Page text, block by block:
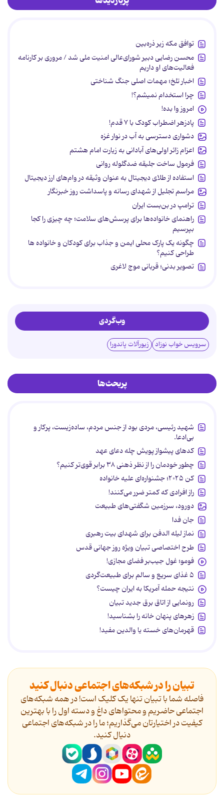
توافق مکه زیر ذره‌بین
محسن رضایی دبیر شورای‌عالی امنیت ملی شد / مروری بر کارنامه
فعالیت‌های او داریم
اخبار تلخ؛ مهمات اصلی جنگ شناختی
چرا استخدام نمیشم؟!
امروز وا بده!
پادزهر اضطراب کودک با ۷ قدم!
دشواری دسترسی به آب در نوار غزه
اعزام زائر اولی‌های آبادانی به زیارت امام هشتم
فرمول ساخت جلیقه ضدگلوله روانی
استفاده از طلای دیجیتال به عنوان وثیقه در وام‌های ارز دیجیتال
مراسم تجلیل از شهدای رسانه و پاسداشت روز خبرنگار
ترامپ در بن‌بست ایران
راهنمای خانواده‌ها برای پرسش‌های سلامت؛ چه چیزی را کجا
بپرسیم
چگونه یک پارک محلی ایمن و جذاب برای کودکان و خانواده ها
طراحی کنیم؟
تصویر بدنی؛ قربانی موج لاغری
وب‌گردی
سرویس خواب نوزاد زیورآلات پاندورا
پربحث‌ها
شهید رئیسی، مردی بود از جنس مردم، ساده‌زیست، پرکار و
بی‌ادعا.
کدهای پیشواز پویش چله دعای عهد
چطور خودمان را از نظر ذهنی ۳۸ برابر قوی‌تر کنیم؟
کن ۲۰۲۵؛ جشنواره‌ای علیه خانواده
راز افرادی که کمتر ضرر می‌کنند!
دورود، سرزمین شگفتی‌های طبیعت
جان فدا
نماز لیله الدفن برای شهدای بیت رهبری
طرح اختصاصی تبیان ویژه روز جهانی قدس
فومو؛ غول جیب‌بر فضای مجازی!
۵ غذای سریع و سالم برای طبیعت‌گردی
نتیجه حمله آمریکا به ایران چیست؟
رونمایی از اتاق برق جدید تبیان
زهرهای پنهان خانه را بشناسید!
قهرمان‌های خسته یا والدین مفید!
تبیان را در شبکه‌های اجتماعی دنبال کنید
فاصله شما با تبیان تنها یک کلیک است! در همه شبکه‌های
اجتماعی حاضریم و محتواهای داغ و دسته اول را با بهترین
کیفیت در اختیارتان می‌گذاریم؛ ما را در شبکه‌های اجتماعی
دنیال کنید.